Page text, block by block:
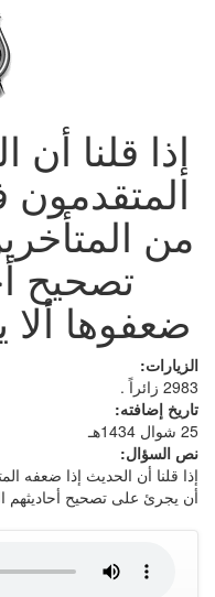
إذا قلنا
المتقدمون
من
تصحيح
ضعفوها ألا
الزيارات:
2983 زائراً .
تاريخ إضافته:
25 شوال 1434هـ
نص السؤال:
إذا قلنا أن الحديث إذا ضعفه
أن يجرئ على تصحيح أحاديثهم